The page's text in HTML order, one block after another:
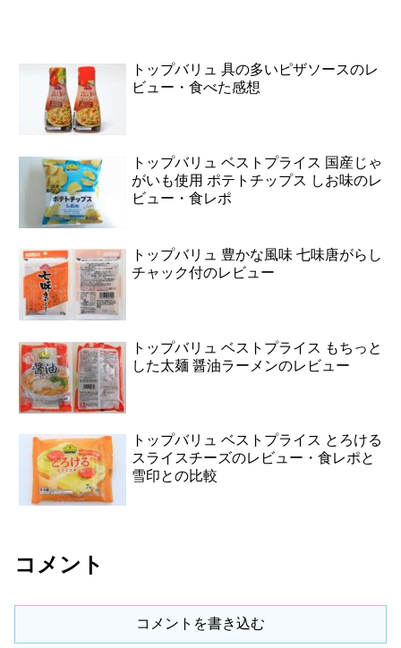
トップバリュ 具の多いピザソースのレ
ビュー・食べた感想
トップバリュ ベストプライス 国産じゃ
がいも使用 ポテトチップス しお味のレ
ビュー・食レポ
トップバリュ 豊かな風味 七味唐がらし
チャック付のレビュー
トップバリュ ベストプライス もちっと
した太麺 醤油ラーメンのレビュー
トップバリュ ベストプライス とろける
スライスチーズのレビュー・食レポと
雪印との比較
コメント
コメントを書き込む